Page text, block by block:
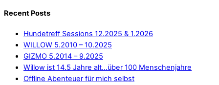
Recent Posts
Hundetreff Sessions 12.2025 & 1.2026
WILLOW 5.2010 – 10.2025
GIZMO 5.2014 – 9.2025
Willow ist 14.5 Jahre alt…über 100 Menschenjahre
Offline Abenteuer für mich selbst